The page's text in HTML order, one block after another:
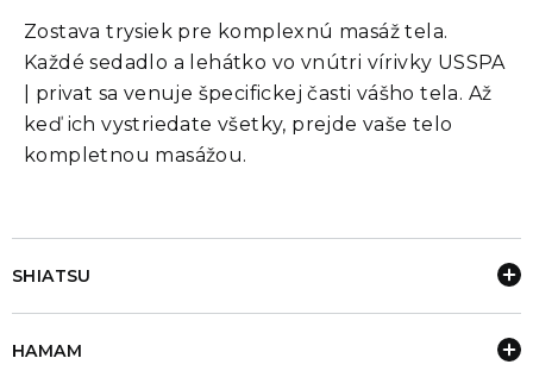
Zostava trysiek pre komplexnú masáž tela.
Každé sedadlo a lehátko vo vnútri vírivky USSPA
| privat sa venuje špecifickej časti vášho tela. Až
keď ich vystriedate všetky, prejde vaše telo
kompletnou masážou.
SHIATSU
HAMAM